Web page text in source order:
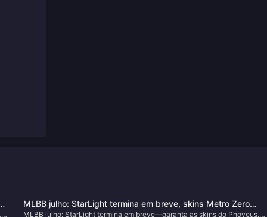
MLBB julho: StarLight termina em breve, skins Metro Zero
MLBB julho: StarLight termina em breve—garanta as skins do Phoveus.